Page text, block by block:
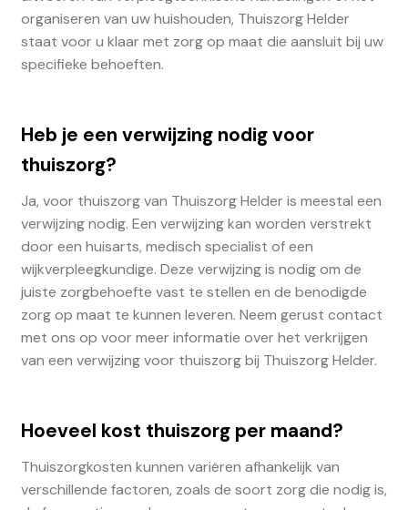
organiseren van uw huishouden, Thuiszorg Helder
staat voor u klaar met zorg op maat die aansluit bij uw
specifieke behoeften.
Heb je een verwijzing nodig voor
thuiszorg?
Ja, voor thuiszorg van Thuiszorg Helder is meestal een
verwijzing nodig. Een verwijzing kan worden verstrekt
door een huisarts, medisch specialist of een
wijkverpleegkundige. Deze verwijzing is nodig om de
juiste zorgbehoefte vast te stellen en de benodigde
zorg op maat te kunnen leveren. Neem gerust contact
met ons op voor meer informatie over het verkrijgen
van een verwijzing voor thuiszorg bij Thuiszorg Helder.
Hoeveel kost thuiszorg per maand?
Thuiszorgkosten kunnen variëren afhankelijk van
verschillende factoren, zoals de soort zorg die nodig is,